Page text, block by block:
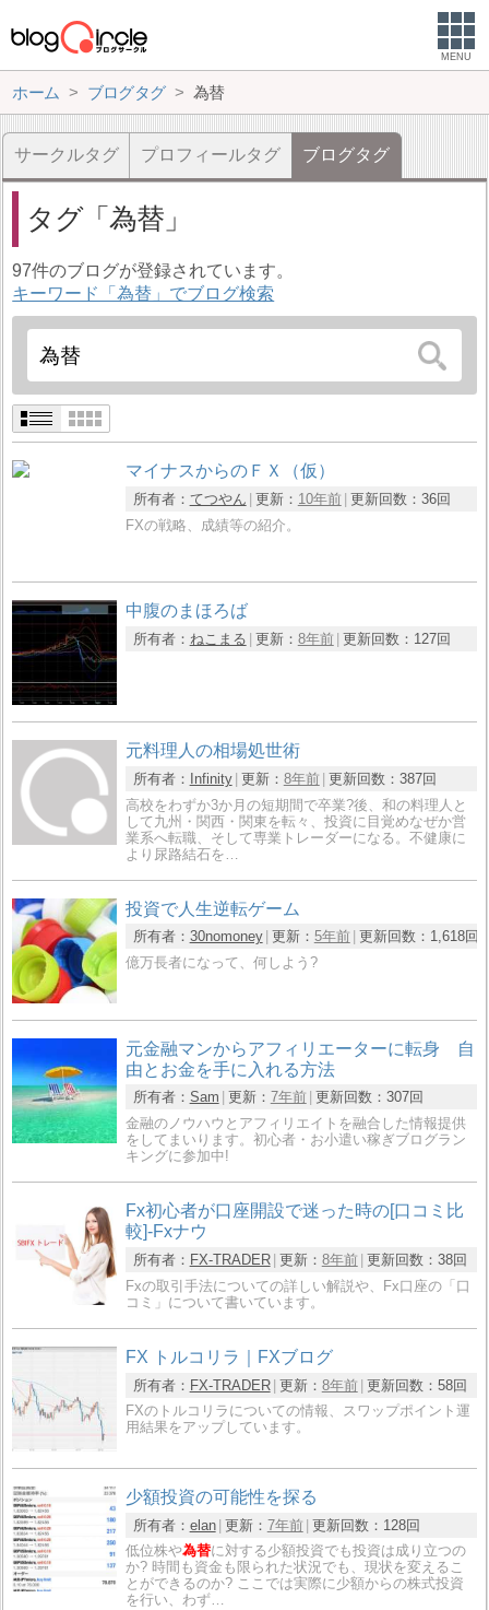
MENU
ホーム ブログタグ 為替
サークルタグ プロフィールタグ ブログタグ
タグ 為替
97件のブログが登録されています。
キーワード「為替」でブログ検索
マイナスからのＦＸ（仮）
所有者： てつやん 更新： 10年前 更新回数： 36回
FXの戦略、成績等の紹介。
中腹のまほろば
所有者： ねこまる 更新： 8年前 更新回数： 127回
元料理人の相場処世術
所有者： Infinity 更新： 8年前 更新回数： 387回
高校をわずか3か月の短期間で卒業?後、和の料理人と
して九州・関西・関東を転々、投資に目覚めなぜか営
業系へ転職、そして専業トレーダーになる。不健康に
より尿路結石を…
投資で人生逆転ゲーム
所有者： 30nomoney 更新： 5年前 更新回数： 1,618回
億万長者になって、何しよう?
元金融マンからアフィリエーターに転身 自
由とお金を手に入れる方法
所有者： Sam 更新： 7年前 更新回数： 307回
金融のノウハウとアフィリエイトを融合した情報提供
をしてまいります。初心者・お小遣い稼ぎブログラン
キングに参加中!
Fx初心者が口座開設で迷った時の[口コミ比
較]-Fxナウ
所有者： FX-TRADER 更新： 8年前 更新回数： 38回
Fxの取引手法についての詳しい解説や、Fx口座の「口
コミ」について書いています。
FX トルコリラ｜FXブログ
所有者： FX-TRADER 更新： 8年前 更新回数： 58回
FXのトルコリラについての情報、スワップポイント運
用結果をアップしています。
少額投資の可能性を探る
所有者： elan 更新： 7年前 更新回数： 128回
低位株や為替に対する少額投資でも投資は成り立つの
か? 時間も資金も限られた状況でも、現状を変えるこ
とができるのか? ここでは実際に少額からの株式投資
を行い、わず…